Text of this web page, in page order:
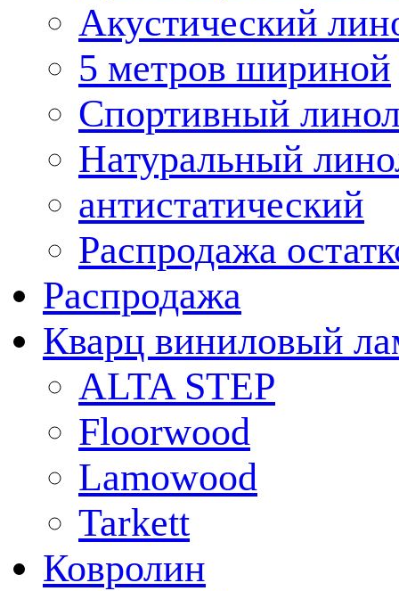
Акустический
5 метров шириной
Спортивный
Натуральный
антистатический
Распродажа
Распродажа
Кварц виниловый
ALTA STEP
Floorwood
Lamowood
Tarkett
Ковролин